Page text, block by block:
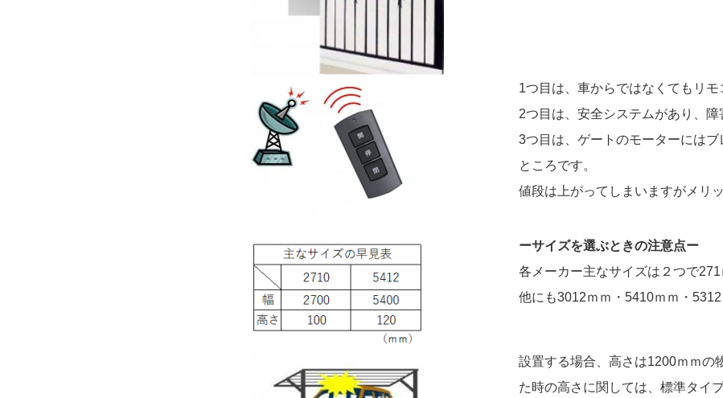
1つ目は、車からではなくてもリモ
2つ目は、安全システムがあり、
3つ目は、ゲートのモーターには
ところです。
値段は上がってしまいますがメリ
ーサイズを選ぶときの注意点ー
各メーカー主なサイズは２つで
他にも3012ｍｍ・5410ｍｍ・
設置する場合、高さは1200ｍｍの
た時の高さに関しては、標準タイ